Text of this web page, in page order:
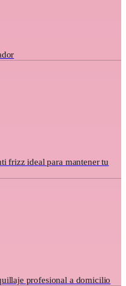
frizz ideal para mantener tu
profesional a domicilio